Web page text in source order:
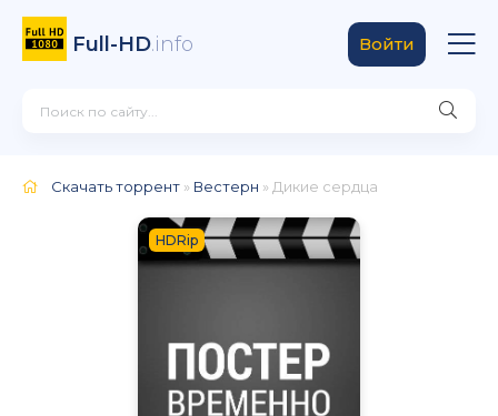
Full-HD.info Войти
Скачать торрент » Вестерн » Дикие сердца
HDRip